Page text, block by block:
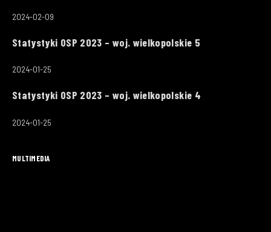
2024-02-09
Statystyki OSP 2023 – woj. wielkopolskie 5
2024-01-25
Statystyki OSP 2023 – woj. wielkopolskie 4
2024-01-25
MULTIMEDIA